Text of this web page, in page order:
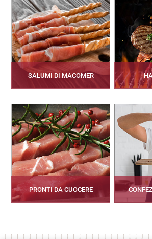
SALUMI DI MACOMER
PRONTI DA CUOCERE